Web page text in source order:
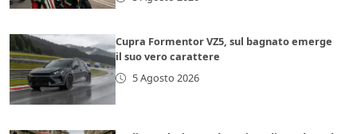
Cupra Formentor VZ5, sul bagnato emerge
il suo vero carattere
5 Agosto 2026